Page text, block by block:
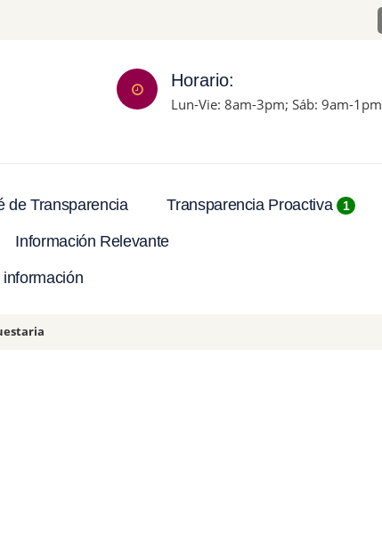
Horario:
Lun-Vie: 8am-3pm; Sáb: 9am-1pm
de Transparencia Transparencia Proactiva 1
Información Relevante